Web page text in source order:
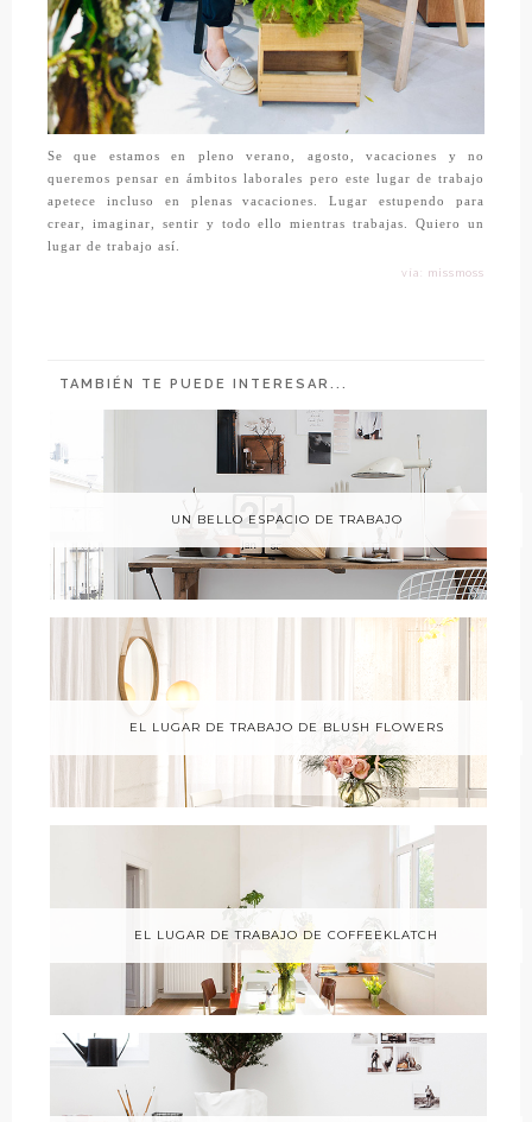
Se que estamos en pleno verano, agosto, vacaciones y no
queremos pensar en ámbitos laborales pero este lugar de trabajo
apetece incluso en plenas vacaciones. Lugar estupendo para
crear, imaginar, sentir y todo ello mientras trabajas. Quiero un
lugar de trabajo así.
vía: missmoss
TAMBIÉN TE PUEDE INTERESAR...
UN BELLO ESPACIO DE TRABAJO
EL LUGAR DE TRABAJO DE BLUSH FLOWERS
EL LUGAR DE TRABAJO DE COFFEEKLATCH